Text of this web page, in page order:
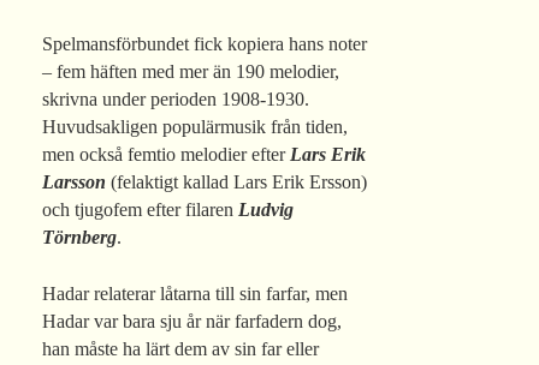
Spelmansförbundet fick kopiera hans noter
– fem häften med mer än 190 melodier,
skrivna under perioden 1908-1930.
Huvudsakligen populärmusik från tiden,
men också femtio melodier efter Lars Erik
Larsson (felaktigt kallad Lars Erik Ersson)
och tjugofem efter filaren Ludvig
Törnberg.
Hadar relaterar låtarna till sin farfar, men
Hadar var bara sju år när farfadern dog,
han måste ha lärt dem av sin far eller